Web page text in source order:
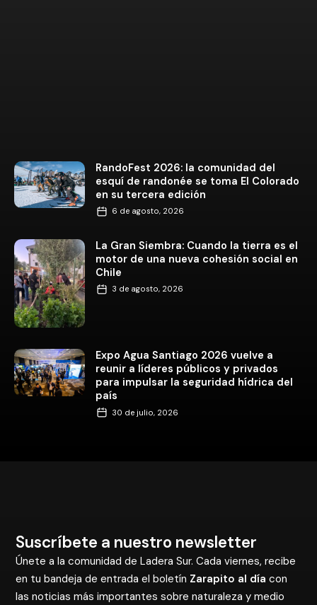
RandoFest 2026: la comunidad del
esquí de randonée se toma El Colorado
en su tercera edición
6 de agosto, 2026
La Gran Siembra: Cuando la tierra es el
motor de una nueva cohesión social en
Chile
3 de agosto, 2026
Expo Agua Santiago 2026 vuelve a
reunir a líderes públicos y privados
para impulsar la seguridad hídrica del
país
30 de julio, 2026
Suscríbete a nuestro newsletter
Únete a la comunidad de Ladera Sur. Cada viernes, recibe
en tu bandeja de entrada el boletín Zarapito al día con
las noticias más importantes sobre naturaleza y medio